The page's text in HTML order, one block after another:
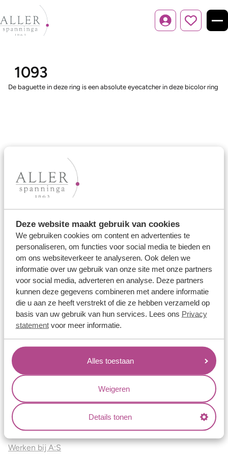
Deze website maakt gebruik van cookies
We gebruiken cookies om content en advertenties te
personaliseren, om functies voor social media te bieden en
om ons websiteverkeer te analyseren. Ook delen we
informatie over uw gebruik van onze site met onze partners
voor social media, adverteren en analyse. Deze partners
kunnen deze gegevens combineren met andere informatie
die u aan ze heeft verstrekt of die ze hebben verzameld op
basis van uw gebruik van hun services. Lees ons Privacy
statementvoor meer informatie.
Alles toestaan
Weigeren
Details tonen
Inloggen
1093
De baguette in deze ring is een absolute eyecatcher in deze bicolor ring
Trouwringen
Verlovingsringen
Vriendschapsringen
Over ons
Aller Spanninga
Historie
Certificaten
Blogs
Jouw voordelen
Conflictvrije Materialen
Oneindig veel mogelijkheden
Kwaliteit
Juweliers & Contact
Onze verkooppunten
Werken bij A:S